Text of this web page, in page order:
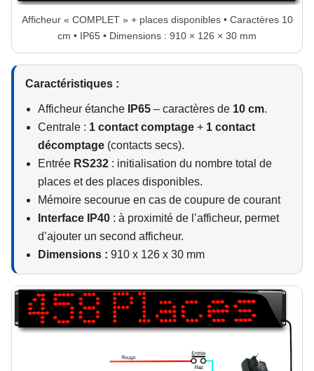
Afficheur « COMPLET » + places disponibles • Caractères 10
cm • IP65 • Dimensions : 910 × 126 × 30 mm
Caractéristiques :
Afficheur étanche IP65 – caractères de 10 cm.
Centrale : 1 contact comptage + 1 contact
décomptage (contacts secs).
Entrée RS232 : initialisation du nombre total de
places et des places disponibles.
Mémoire secourue en cas de coupure de courant
Interface IP40 : à proximité de l’afficheur, permet
d’ajouter un second afficheur.
Dimensions : 910 x 126 x 30 mm